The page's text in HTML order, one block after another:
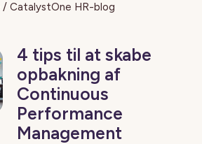
/ CatalystOne HR-blog
4 tips til at skabe
opbakning af
Continuous
Performance
Management